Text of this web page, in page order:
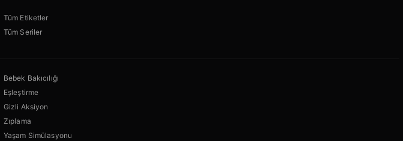
Tüm Etiketler
Tüm Seriler
Bebek Bakıcılığı
Eşleştirme
Gizli Aksiyon
Zıplama
Yaşam Simülasyonu